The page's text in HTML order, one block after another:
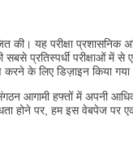
की। यह परीक्षा प्रशासनिक
सबसे प्रतिस्पर्धी परीक्षाओं में
करने के लिए डिज़ाइन किया गया
आगामी हफ्तों में अपनी
होने पर, हम इस वेबपेज पर